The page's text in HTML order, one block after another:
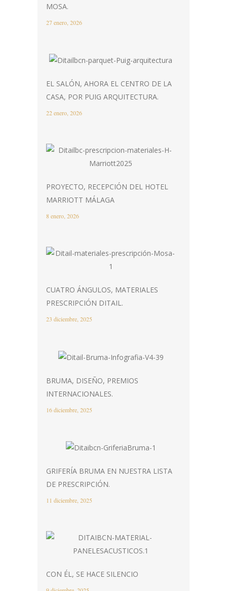
MOSA.
27 enero, 2026
EL SALÓN, AHORA EL CENTRO DE LA
CASA, POR PUIG ARQUITECTURA.
22 enero, 2026
PROYECTO, RECEPCIÓN DEL HOTEL
MARRIOTT MÁLAGA
8 enero, 2026
CUATRO ÁNGULOS, MATERIALES
PRESCRIPCIÓN DITAIL.
23 diciembre, 2025
BRUMA, DISEÑO, PREMIOS
INTERNACIONALES.
16 diciembre, 2025
GRIFERÍA BRUMA EN NUESTRA LISTA
DE PRESCRIPCIÓN.
11 diciembre, 2025
CON ÉL, SE HACE SILENCIO